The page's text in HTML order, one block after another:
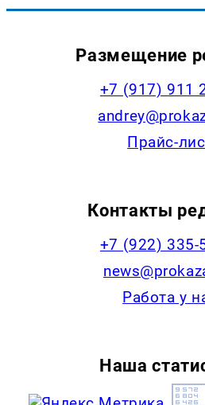
Размещение
+7 (917) 911
Прайс-
Контакты
+7 (922) 335-
Работа у
Наша